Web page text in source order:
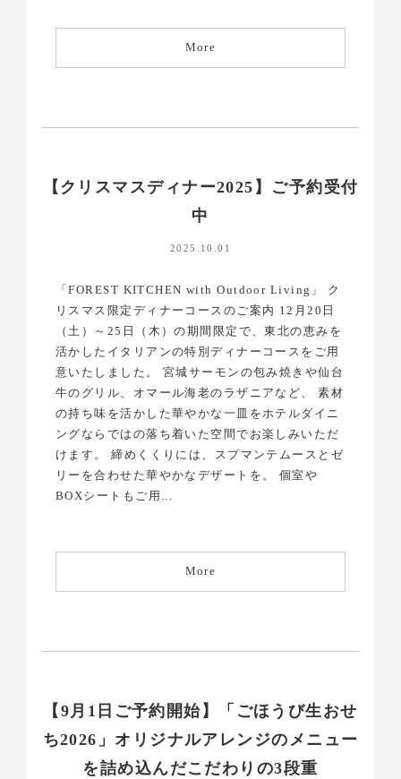
More
【クリスマスディナー2025】ご予約受付
中
2025.10.01
「FOREST KITCHEN with Outdoor Living」 ク
リスマス限定ディナーコースのご案内 12月20日
（土）～25日（木）の期間限定で、東北の恵みを
活かしたイタリアンの特別ディナーコースをご用
意いたしました。 宮城サーモンの包み焼きや仙台
牛のグリル、オマール海老のラザニアなど、 素材
の持ち味を活かした華やかな一皿をホテルダイニ
ングならではの落ち着いた空間でお楽しみいただ
けます。 締めくくりには、スプマンテムースとゼ
リーを合わせた華やかなデザートを。 個室や
BOXシートもご用...
More
【9月1日ご予約開始】「ごほうび生おせ
ち2026」オリジナルアレンジのメニュー
を詰め込んだこだわりの3段重